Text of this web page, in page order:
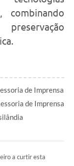
combinando
de Imprensa
de Imprensa
a curtir esta